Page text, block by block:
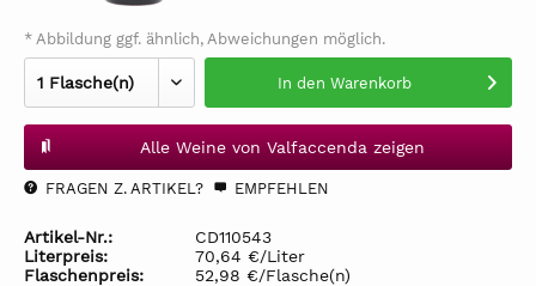
* Abbildung ggf. ähnlich, Abweichungen möglich.
In den Warenkorb
Alle Weine von Valfaccenda zeigen
FRAGEN Z. ARTIKEL? EMPFEHLEN
Artikel-Nr.:
CD110543
Literpreis:
70,64 €/Liter
Flaschenpreis:
52,98 €/Flasche(n)